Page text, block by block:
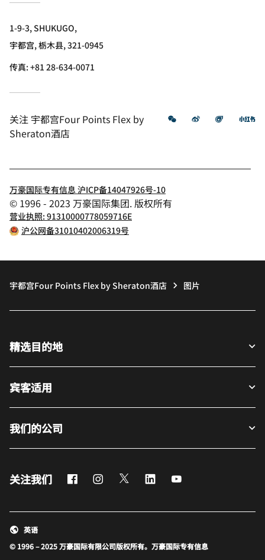
1-9-3, SHUKUGO,
宇都宫, 栃木县, 321-0945
传真:+81 28-634-0071
关注 宇都宫Four Points Flex by
Sheraton酒店
微信 微博 飞猪
万豪国际专有信息 沪ICP备14047926号-10
© 1996 - 2023 万豪国际集团. 版权所有
营业执照: 91310000778059716E
沪公网备31010402006319号
宇都宫Four Points Flex by Sheraton酒店 图片
精选目的地
宾客适用
我们的公司
关注我们 FacebookInstagram
Twitter LinkedIn
© 1996 – 2025 万豪国际有限公司版权所有。万豪国际专有信息
英语